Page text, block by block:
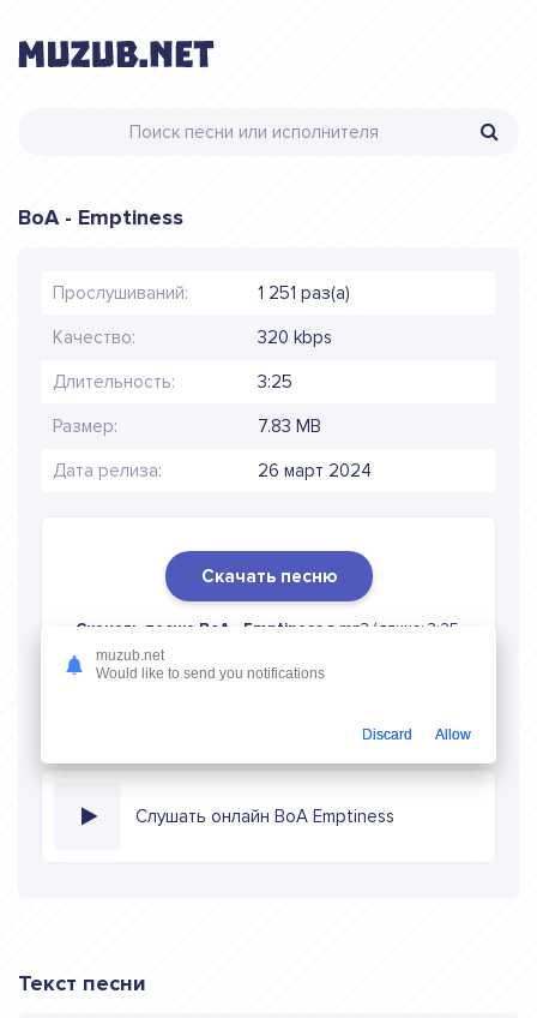
BoA - Emptiness
Прослушиваний: 1 251 раз(а)
Качество: 320 kbps
Длительность: 3:25
Размер: 7.83 MB
Дата релиза: 26 март 2024
Скачать песню
Скачать песню BoA - Emptiness в mp3 (длина: 3:25,
качество: 320 кбитс) бесплатно или слушать музыку в
режиме онлайн
Слушать онлайн BoA Emptiness
Текст песни
muzub.net
Would like to send you notifications
Discard Allow